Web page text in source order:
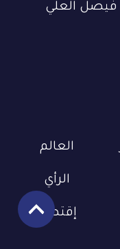
العالم
الرأي
إقتصاد
فيصل العلي